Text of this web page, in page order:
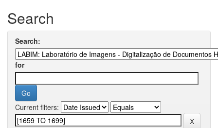
Search
Search:
for
Current filters: